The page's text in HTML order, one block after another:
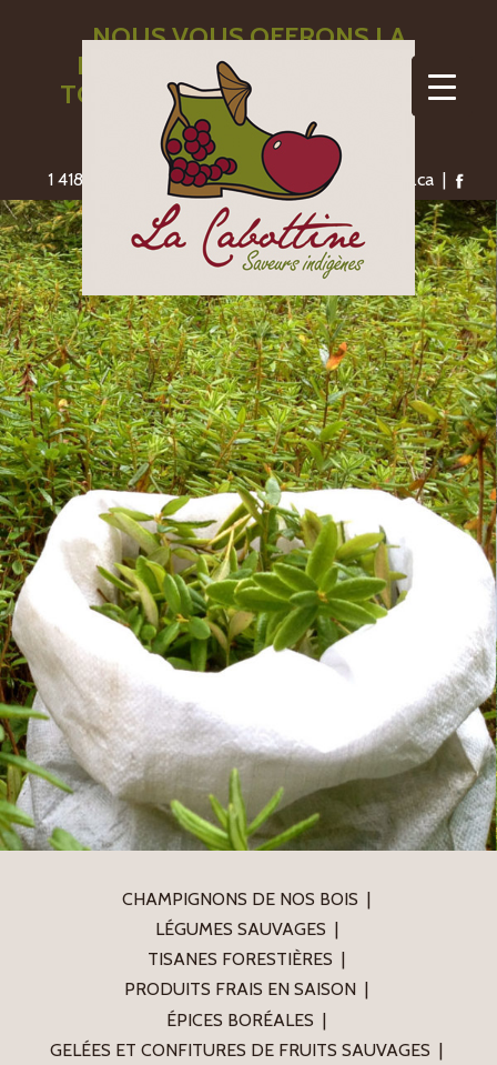
NOUS VOUS OFFRONS LA
LIVRAISON GRATUITE POUR
TOUTE COMMANDE DE 110$ ET
PLUS
1 418-775-1306 | saveursindigenes@lacabottine.ca |
CHAMPIGNONS DE NOS BOIS
LÉGUMES SAUVAGES
TISANES FORESTIÈRES
PRODUITS FRAIS EN SAISON
ÉPICES BORÉALES
GELÉES ET CONFITURES DE FRUITS SAUVAGES